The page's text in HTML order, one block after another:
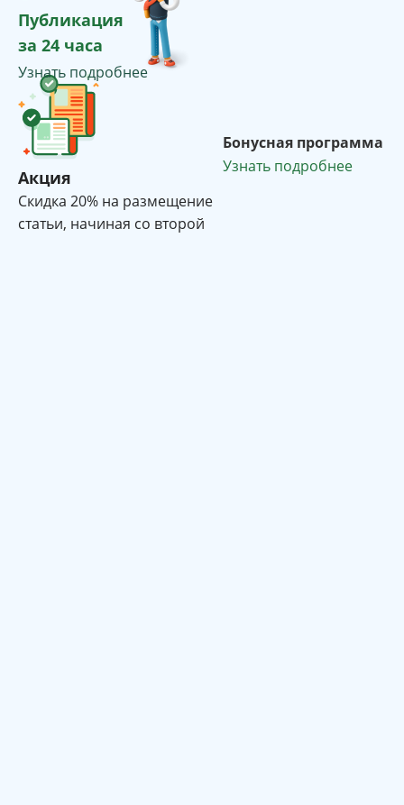
Публикация
за 24 часа
Узнать подробнее
Акция
Cкидка 20% на размещение
статьи, начиная со второй
Бонусная программа
Узнать подробнее